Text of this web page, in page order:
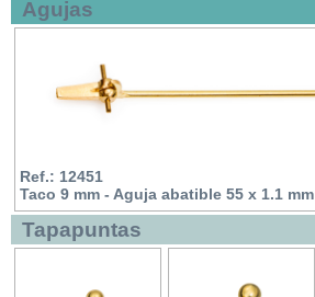
Agujas
Ref.: 12451
Taco 9 mm - Aguja abatible 55 x 1.1 mm
Tapapuntas